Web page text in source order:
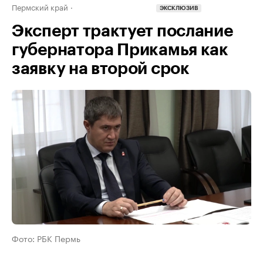
Пермский край ЭКСКЛЮЗИВ
Эксперт трактует послание
губернатора Прикамья как
заявку на второй срок
Фото: РБК Пермь